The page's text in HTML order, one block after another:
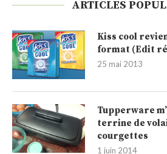
ARTICLES
Kiss cool
format (Edit
25 mai 2013
Tupperware
terrine de
courgettes
1 juin 2014